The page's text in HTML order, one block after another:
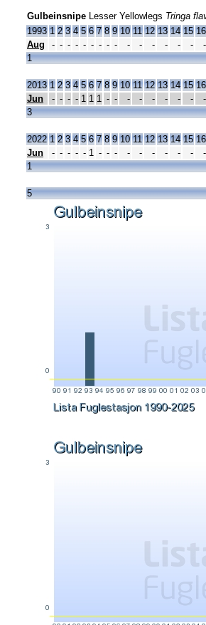
Gulbeinsnipe Lesser Yellowlegs Tringa
1993 1 2 3 4 5 6 7 8 9 10 11 12 13 14 15 16
Aug
- - - - - - - - - - - - - - -
-
1
2013 1 2 3 4 5 6 7 8 9 10 11 12 13 14 15 16
Jun
- - - - 1 1 1 - - - - - - - -
-
3
2022 1 2 3 4 5 6 7 8 9 10 11 12 13 14 15 16
Jun
- - - - - 1 - - - - - - - - -
-
1
5